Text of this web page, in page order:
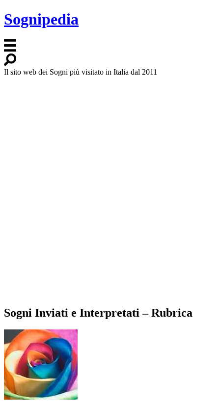
Sognipedia
Il sito web dei Sogni più visitato in Italia dal 2011
Sogni Inviati e Interpretati – Rubrica